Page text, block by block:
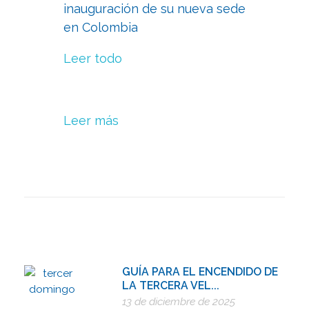
inauguración de su nueva sede
en Colombia
Leer todo
Leer más
GUÍA PARA EL ENCENDIDO DE
LA TERCERA VEL...
13 de diciembre de 2025